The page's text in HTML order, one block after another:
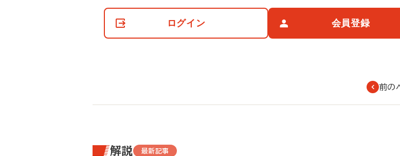
て
ログイン 会員登録
前の
解説 最新記事